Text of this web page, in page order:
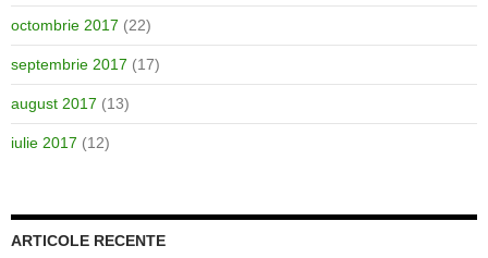
octombrie 2017 (22)
septembrie 2017 (17)
august 2017 (13)
iulie 2017 (12)
ARTICOLE RECENTE